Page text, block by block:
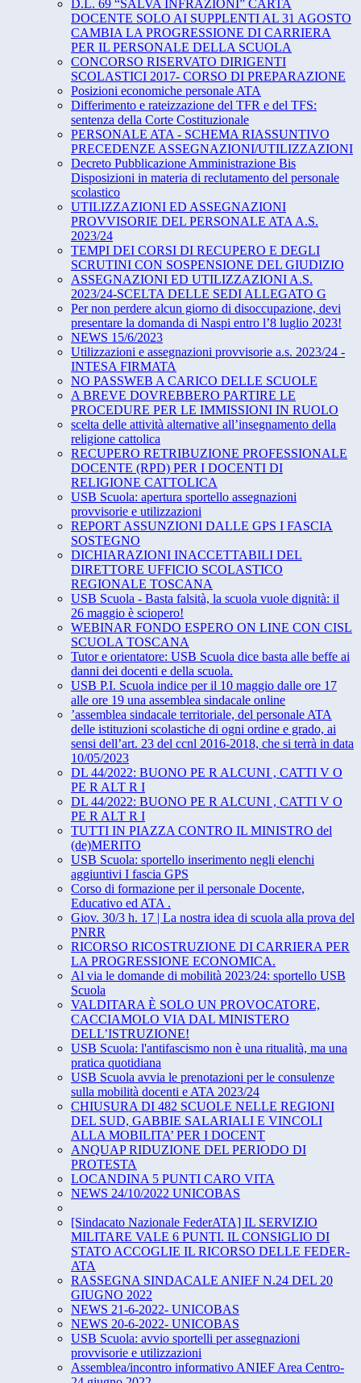
D.L. 69 “SALVA INFRAZIONI” CARTA
DOCENTE SOLO AI SUPPLENTI AL 31 AGOSTO
CAMBIA LA PROGRESSIONE DI CARRIERA
PER IL PERSONALE DELLA SCUOLA
CONCORSO RISERVATO DIRIGENTI
SCOLASTICI 2017- CORSO DI PREPARAZIONE
Posizioni economiche personale ATA
Differimento e rateizzazione del TFR e del TFS:
sentenza della Corte Costituzionale
PERSONALE ATA - SCHEMA RIASSUNTIVO
PRECEDENZE ASSEGNAZIONI/UTILIZZAZIONI
Decreto Pubblicazione Amministrazione Bis
Disposizioni in materia di reclutamento del personale
scolastico
UTILIZZAZIONI ED ASSEGNAZIONI
PROVVISORIE DEL PERSONALE ATA A.S.
2023/24
TEMPI DEI CORSI DI RECUPERO E DEGLI
SCRUTINI CON SOSPENSIONE DEL GIUDIZIO
ASSEGNAZIONI ED UTILIZZAZIONI A.S.
2023/24-SCELTA DELLE SEDI ALLEGATO G
Per non perdere alcun giorno di disoccupazione, devi
presentare la domanda di Naspi entro l’8 luglio 2023!
NEWS 15/6/2023
Utilizzazioni e assegnazioni provvisorie a.s. 2023/24 -
INTESA FIRMATA
NO PASSWEB A CARICO DELLE SCUOLE
A BREVE DOVREBBERO PARTIRE LE
PROCEDURE PER LE IMMISSIONI IN RUOLO
scelta delle attività alternative all’insegnamento della
religione cattolica
RECUPERO RETRIBUZIONE PROFESSIONALE
DOCENTE (RPD) PER I DOCENTI DI
RELIGIONE CATTOLICA
USB Scuola: apertura sportello assegnazioni
provvisorie e utilizzazioni
REPORT ASSUNZIONI DALLE GPS I FASCIA
SOSTEGNO
DICHIARAZIONI INACCETTABILI DEL
DIRETTORE UFFICIO SCOLASTICO
REGIONALE TOSCANA
USB Scuola - Basta falsità, la scuola vuole dignità: il
26 maggio è sciopero!
WEBINAR FONDO ESPERO ON LINE CON CISL
SCUOLA TOSCANA
Tutor e orientatore: USB Scuola dice basta alle beffe ai
danni dei docenti e della scuola.
USB P.I. Scuola indice per il 10 maggio dalle ore 17
alle ore 19 una assemblea sindacale online
’assemblea sindacale territoriale, del personale ATA
delle istituzioni scolastiche di ogni ordine e grado, ai
sensi dell’art. 23 del ccnl 2016-2018, che si terrà in data
10/05/2023
DL 44/2022: BUONO PE R ALCUNI , CATTI V O
PE R ALT R I
DL 44/2022: BUONO PE R ALCUNI , CATTI V O
PE R ALT R I
TUTTI IN PIAZZA CONTRO IL MINISTRO del
(de)MERITO
USB Scuola: sportello inserimento negli elenchi
aggiuntivi I fascia GPS
Corso di formazione per il personale Docente,
Educativo ed ATA .
Giov. 30/3 h. 17 | La nostra idea di scuola alla prova del
PNRR
RICORSO RICOSTRUZIONE DI CARRIERA PER
LA PROGRESSIONE ECONOMICA.
Al via le domande di mobilità 2023/24: sportello USB
Scuola
VALDITARA È SOLO UN PROVOCATORE,
CACCIAMOLO VIA DAL MINISTERO
DELL’ISTRUZIONE!
USB Scuola: l'antifascismo non è una ritualità, ma una
pratica quotidiana
USB Scuola avvia le prenotazioni per le consulenze
sulla mobilità docenti e ATA 2023/24
CHIUSURA DI 482 SCUOLE NELLE REGIONI
DEL SUD, GABBIE SALARIALI E VINCOLI
ALLA MOBILITA’ PER I DOCENT
ANQUAP RIDUZIONE DEL PERIODO DI
PROTESTA
LOCANDINA 5 PUNTI CARO VITA
NEWS 24/10/2022 UNICOBAS
[Sindacato Nazionale FederATA] IL SERVIZIO
MILITARE VALE 6 PUNTI. IL CONSIGLIO DI
STATO ACCOGLIE IL RICORSO DELLE FEDER-
ATA
RASSEGNA SINDACALE ANIEF N.24 DEL 20
GIUGNO 2022
NEWS 21-6-2022- UNICOBAS
NEWS 20-6-2022- UNICOBAS
USB Scuola: avvio sportelli per assegnazioni
provvisorie e utilizzazioni
Assemblea/incontro informativo ANIEF Area Centro-